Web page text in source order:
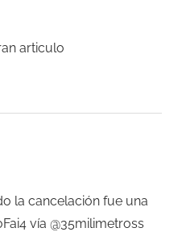
articulo
la cancelación fue una
vía @35milimetross